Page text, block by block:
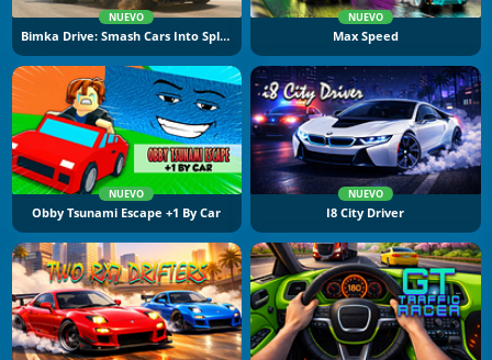
NUEVO
Bimka Drive: Smash Cars Into Splinters
NUEVO
Max Speed
NUEVO
Obby Tsunami Escape +1 By Car
NUEVO
I8 City Driver